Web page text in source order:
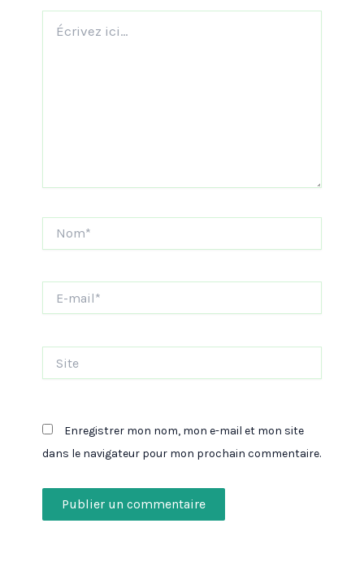
ici…
mail*
Enregistrer mon nom, mon e-mail et mon site
dans le navigateur pour mon prochain commentaire.